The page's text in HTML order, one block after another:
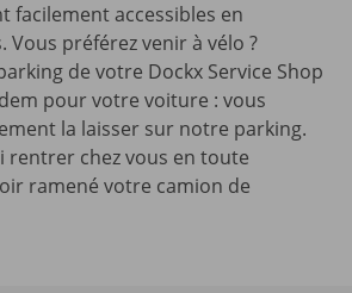
facilement accessibles en
préférez venir à vélo ?
de votre Dockx Service Shop
pour votre voiture : vous
la laisser sur notre parking.
rentrer chez vous en toute
ramené votre camion de